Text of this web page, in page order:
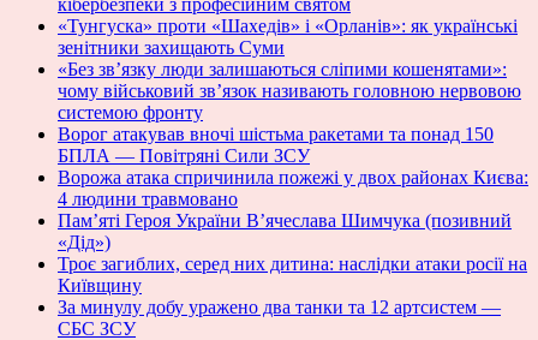
кібербезпеки з професійним святом
«Тунгуска» проти «Шахедів» і «Орланів»: як українські
зенітники захищають Суми
«Без зв’язку люди залишаються сліпими кошенятами»:
чому військовий зв’язок називають головною нервовою
системою фронту
Ворог атакував вночі шістьма ракетами та понад 150
БПЛА — Повітряні Сили ЗСУ
Ворожа атака спричинила пожежі у двох районах Києва:
4 людини травмовано
Пам’яті Героя України В’ячеслава Шимчука (позивний
«Дід»)
Троє загиблих, серед них дитина: наслідки атаки росії на
Київщину
За минулу добу уражено два танки та 12 артсистем —
СБС ЗСУ